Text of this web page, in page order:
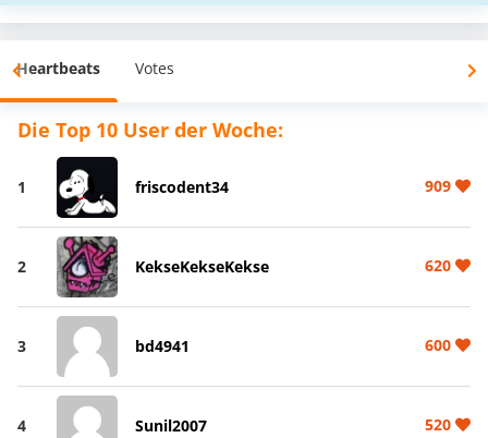
Heartbeats Votes
Die Top 10 User der Woche:
1 friscodent34 909
2 KekseKekseKekse 620
3 bd4941 600
4 Sunil2007 520